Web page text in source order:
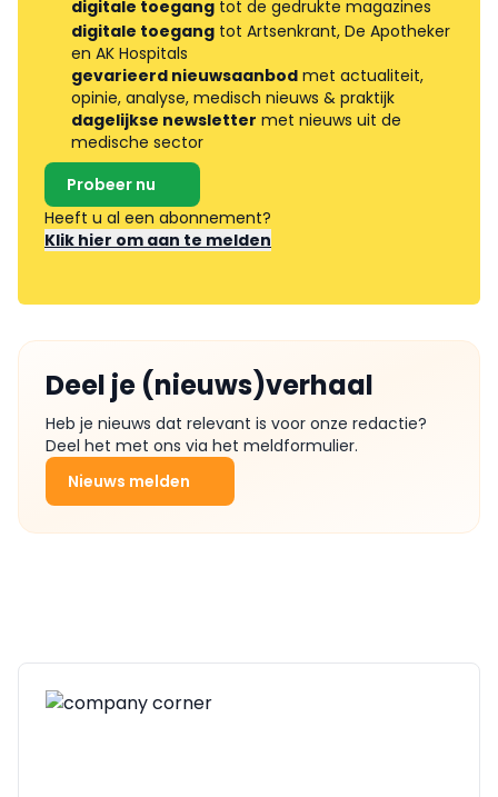
digitale toegang tot de gedrukte magazines
digitale toegang tot Artsenkrant, De Apotheker
en AK Hospitals
gevarieerd nieuwsaanbod met actualiteit,
opinie, analyse, medisch nieuws & praktijk
dagelijkse newsletter met nieuws uit de
medische sector
Probeer nu
Heeft u al een abonnement?
Klik hier om aan te melden
Deel je (nieuws)verhaal
Heb je nieuws dat relevant is voor onze redactie?
Deel het met ons via het meldformulier.
Nieuws melden